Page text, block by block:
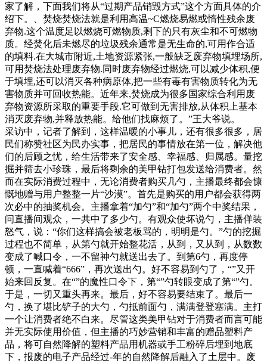
家了解，下面我们将从“过期产品销毁方式”这个方面具体的介
绍下。、焚烧焚烧法就是利用高温~C燃烧易燃或惰性残余废
弃物.这个温度足以燃烧可燃物质,剩下的只有灰尘和不可燃物
质。经焚化后未燃尽的垃圾残余通常是无生命的,可用作合适
的填料.在大城市附近,土地资源紧张,一般缺乏废弃物填埋场所,
可用焚烧法处理废弃物.同时废弃物经过燃烧,可以减少体积,便
于填埋,还可以消灭各种病原体,把一些有毒有害物质转化为无
害物质并可回收热能。近年来,焚烧成为很多国家综合利用废
弃物资源所采取的重要手段.它可做到无害排放,从体积上基本
消灭废弃物,并释放热能。给他们找麻烦了。”王大爷说。
采访中，记者了解到，这样温暖的小事儿，还有很多很多，居
民们称赞社区为民办实事，把居民的事情放在第一位，解决他
们的后顾之忧，给生活带来了安全感、幸福感、归属感。量挖
掘并筛去小珍珠，最后将剩余的美甲钻打包发送给消费者。然
而在实际消费过程中，无论消费者购买几勺，主播最终都会慷
慨地赠与用户整整一片“沙漠”。首先是购买的用户都会获得两
次必中的抽奖机会。主播拿着“加勺”和“加勺”两个中奖结果，
问直播间观众，一共中了多少勺。有观众使坏说勺，主播佯装
怒气，说：“你们这样搞会被老板骂的，明明是勺。”勺的挖掘
过程也不简单，从第勺就开始整花活，从到，又从到，从数数
变成了喊口令，一不留神勺就送出去了。到第6勺，再度停
顿，一直喊着“666”，再次送出勺。好不容易到勺了，“”又开
始来回反复。在“”的魔性口令下，第“”勺转眼变成了第“”勺。
于是，一切又重头再来。最后，好不容易要结束了。最后一
勺，换了堪比铲子的大勺，勺抵前面勺，满满登登塞满。主打
一个让消费者绝不白来。尽管这类美甲钻对于消费者而言可能
并无实际使用价值，但主播的巧妙营销和丰富的赠品塑料产
品，将可自然降解的塑料产品用机器或手工粉碎后埋到地底
下，报废的电子产品经过-年的自然降解后融入了土层中。废